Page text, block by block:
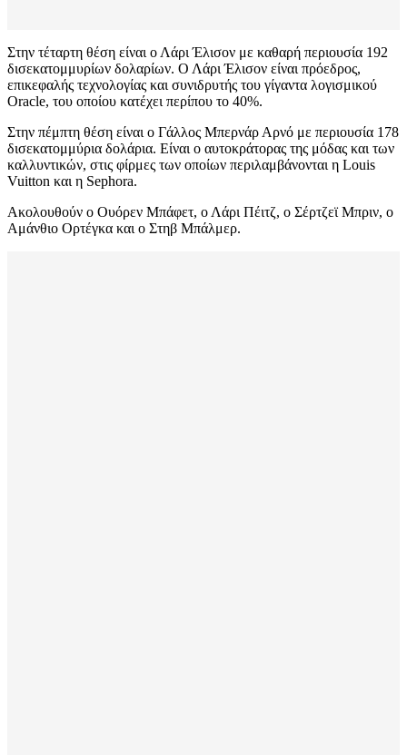
Στην τέταρτη θέση είναι ο Λάρι Έλισον με καθαρή περιουσία 192
δισεκατομμυρίων δολαρίων. Ο Λάρι Έλισον είναι πρόεδρος,
επικεφαλής τεχνολογίας και συνιδρυτής του γίγαντα λογισμικού
Oracle, του οποίου κατέχει περίπου το 40%.
Στην πέμπτη θέση είναι ο Γάλλος Μπερνάρ Αρνό με περιουσία 178
δισεκατομμύρια δολάρια. Είναι ο αυτοκράτορας της μόδας και των
καλλυντικών, στις φίρμες των οποίων περιλαμβάνονται η Louis
Vuitton και η Sephora.
Ακολουθούν ο Ουόρεν Μπάφετ, ο Λάρι Πέιτζ, ο Σέρτζεϊ Μπριν, ο
Αμάνθιο Ορτέγκα και ο Στηβ Μπάλμερ.